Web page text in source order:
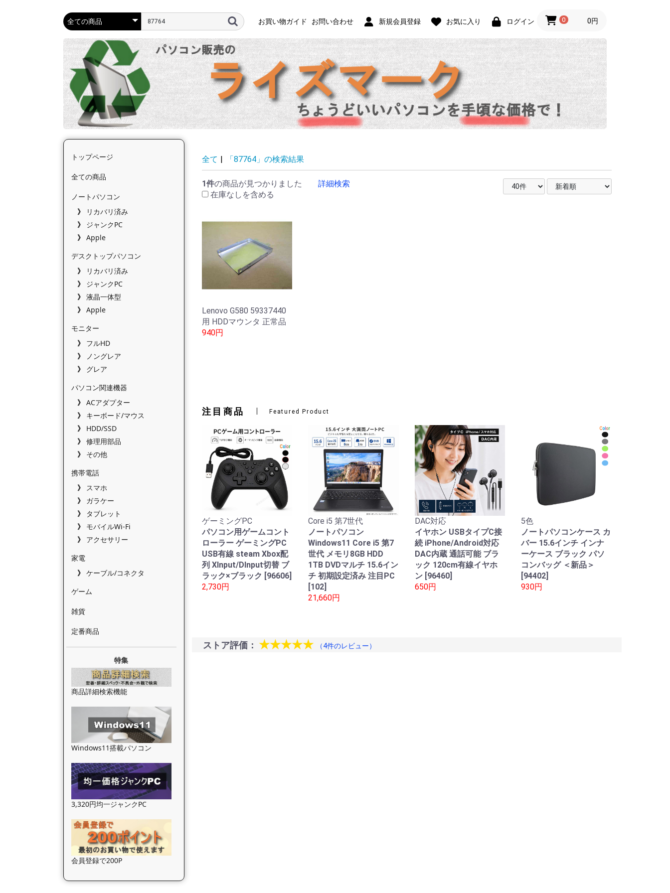
お買い物ガイド お問い合わせ 新規会員登録 お気に入り ログイン 0 0円
トップページ
全ての商品
ノートパソコン
リカバリ済み
ジャンクPC
Apple
デスクトップパソコン
リカバリ済み
ジャンクPC
液晶一体型
Apple
モニター
フルHD
ノングレア
グレア
パソコン関連機器
ACアダプター
キーボード/マウス
HDD/SSD
修理用部品
その他
携帯電話
スマホ
ガラケー
タブレット
モバイルWi-Fi
アクセサリー
家電
ケーブル/コネクタ
ゲーム
雑貨
定番商品
特集
商品詳細検索機能
Windows11搭載パソコン
3,320円均一ジャンクPC
会員登録で200P
全て | 「87764」の検索結果
1件の商品が見つかりました
詳細検索
在庫なしを含める
Lenovo G580 59337440
用 HDDマウンタ 正常品
940円
注目商品 Featured Product
ゲーミングPC
パソコン用ゲームコント
ローラー ゲーミングPC
USB有線 steam Xbox配
列 XInput/DInput切替 ブ
ラック×ブラック [96606]
2,730円
Core i5 第7世代
ノートパソコン
Windows11 Core i5 第7
世代 メモリ8GB HDD
1TB DVDマルチ 15.6イン
チ 初期設定済み 注目PC
[102]
21,660円
DAC対応
イヤホン USBタイプC接
続 iPhone/Android対応
DAC内蔵 通話可能 ブラ
ック 120cm有線イヤホ
ン [96460]
650円
5色
ノートパソコンケース カ
バー 15.6インチ インナ
ーケース ブラック パソ
コンバッグ ＜新品＞
[94402]
930円
ストア評価： ★★★★★ （4件のレビュー）